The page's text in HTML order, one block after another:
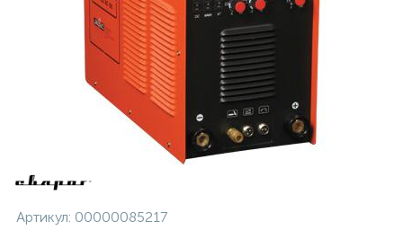
Артикул: 00000085217